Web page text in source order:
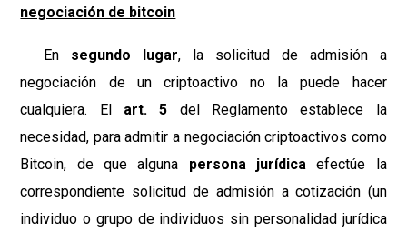
negociación de bitcoin
En segundo lugar, la solicitud de admisión a
negociación de un criptoactivo no la puede hacer
cualquiera. El art. 5 del Reglamento establece la
necesidad, para admitir a negociación criptoactivos como
Bitcoin, de que alguna persona jurídicaefectúe la
correspondiente solicitud de admisión a cotización (un
individuo o grupo de individuos sin personalidad jurídica